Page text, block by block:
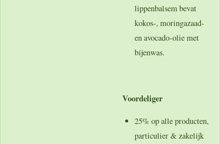
lippenbalsem bevat
kokos-, moringazaad-
en avocado-olie met
bijenwas.
Voordeliger
25% op alle producten,
particulier & zakelijk